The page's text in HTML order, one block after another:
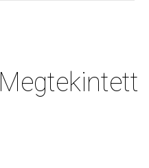
Megtekintett